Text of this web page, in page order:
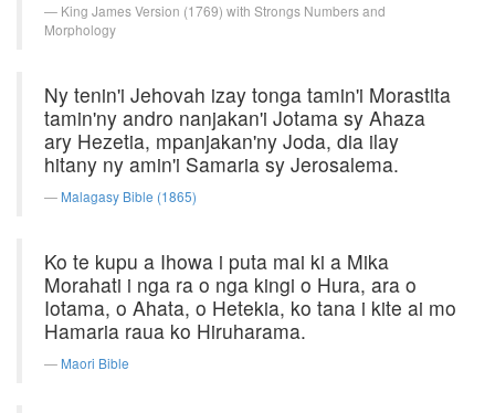
King James Version (1769) with Strongs Numbers and
Morphology
Ny tenin'i Jehovah izay tonga tamin'i Morastita
tamin'ny andro nanjakan'i Jotama sy Ahaza
ary Hezetia, mpanjakan'ny Joda, dia ilay
hitany ny amin'i Samaria sy Jerosalema.
Malagasy Bible (1865)
Ko te kupu a Ihowa i puta mai ki a Mika
Morahati i nga ra o nga kingi o Hura, ara o
Iotama, o Ahata, o Hetekia, ko tana i kite ai mo
Hamaria raua ko Hiruharama.
Maori Bible